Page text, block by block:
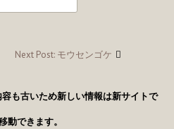
Next Post: モウセンゴケ
も古いため新しい情報は新サイトで
動できます。